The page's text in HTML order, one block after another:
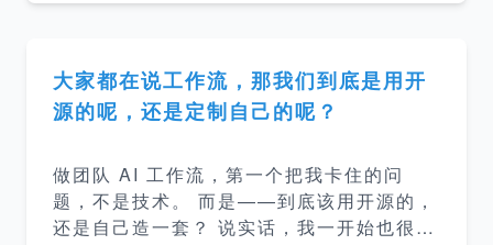
理解，以及我们实际在做的事——我们团队
搭了个叫 Talos 的系统，算是目前我见过最
接近&quot;生产级 Loop Engineering&qu
在我看来，Loop Engineering 这件事，放
长了看只有两个终点。 第一个是通用智能 A
I。 它足够强
大家都在说工作流，那我们到底是用开
源的呢，还是定制自己的呢？
做团队 AI 工作流，第一个把我卡住的问
题，不是技术。 而是——到底该用开源的，
还是自己造一套？ 说实话，我一开始也很犹